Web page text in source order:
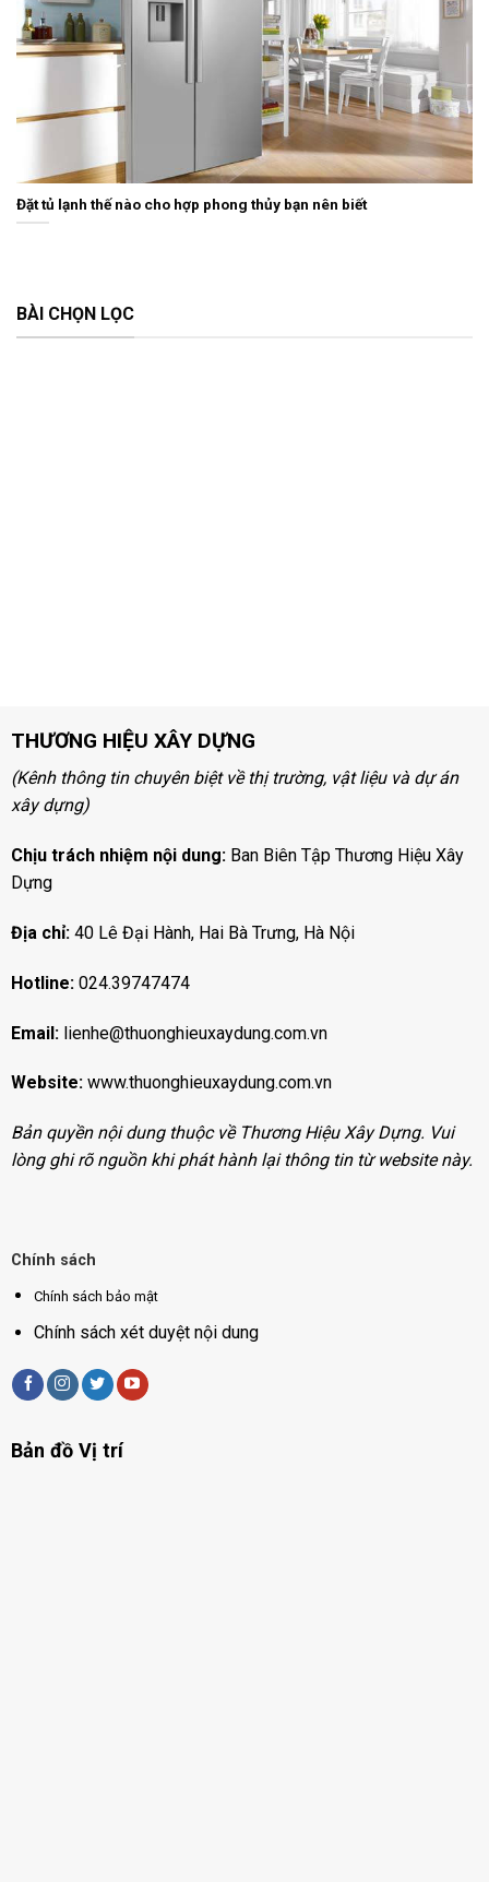
Đặt tủ lạnh thế nào cho hợp phong thủy bạn nên biết
BÀI CHỌN LỌC
THƯƠNG HIỆU XÂY DỰNG
(Kênh thông tin chuyên biệt về thị trường, vật liệu và dự án
xây dựng)
Chịu trách nhiệm nội dung:Ban Biên Tập Thương Hiệu Xây
Dựng
Địa chỉ:40 Lê Đại Hành, Hai Bà Trưng, Hà Nội
Hotline:024.39747474
Email:lienhe@thuonghieuxaydung.com.vn
Website: www.thuonghieuxaydung.com.vn
Bản quyền nội dung thuộc về Thương Hiệu Xây Dựng. Vui
lòng ghi rõ nguồn khi phát hành lại thông tin từ website này.
Chính sách
Chính sách bảo mật
Chính sách xét duyệt nội dung
Bản đồ Vị trí